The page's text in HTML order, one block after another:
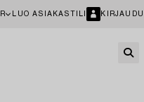
LUO ASIAKASTILI KIRJAUDU